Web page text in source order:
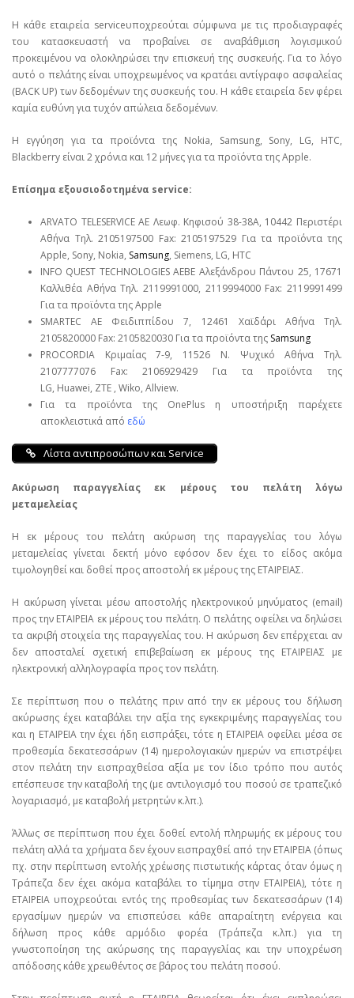
Η κάθε εταιρεία serviceυποχρεούται σύμφωνα με τις προδιαγραφές
του κατασκευαστή να προβαίνει σε αναβάθμιση λογισμικού
προκειμένου να ολοκληρώσει την επισκευή της συσκευής. Για το λόγο
αυτό ο πελάτης είναι υποχρεωμένος να κρατάει αντίγραφο ασφαλείας
(BACK UP) των δεδομένων της συσκευής του. Η κάθε εταιρεία δεν φέρει
καμία ευθύνη για τυχόν απώλεια δεδομένων.
Η εγγύηση για τα προϊόντα της Nokia, Samsung, Sony, LG, HTC,
Blackberry είναι 2 χρόνια και 12 μήνες για τα προϊόντα της Apple.
Επίσημα εξουσιοδοτημένα service:
ARVATO TELESERVICE ΑΕ Λεωφ. Κηφισού 38-38Α, 10442 Περιστέρι
Αθήνα Τηλ. 2105197500 Fax: 2105197529 Για τα προϊόντα της
Apple, Sony, Nokia, Samsung, Siemens, LG, HTC
INFO QUEST TECHNOLOGIES ΑΕΒΕ Αλεξάνδρου Πάντου 25, 17671
Καλλιθέα Αθήνα Τηλ. 2119991000, 2119994000 Fax: 2119991499
Για τα προϊόντα της Apple
SMARTEC ΑΕ Φειδιππίδου 7, 12461 Χαϊδάρι Αθήνα Τηλ.
2105820000 Fax: 2105820030 Για τα προϊόντα της Samsung
PROCORDIA Κριμαίας 7-9, 11526 Ν. Ψυχικό Αθήνα Τηλ.
2107777076 Fax: 2106929429 Για τα προϊόντα της
LG, Huawei, ΖΤΕ , Wiko, Allview.
Για τα προϊόντα της OnePlus η υποστήριξη παρέχετε
αποκλειστικά από εδώ
Λίστα αντιπροσώπων και Service
Ακύρωση παραγγελίας εκ μέρους του πελάτη λόγω
μεταμελείας
Η εκ μέρους του πελάτη ακύρωση της παραγγελίας του λόγω
μεταμελείας γίνεται δεκτή μόνο εφόσον δεν έχει το είδος ακόμα
τιμολογηθεί και δοθεί προς αποστολή εκ μέρους της ΕΤΑΙΡΕΙΑΣ.
Η ακύρωση γίνεται μέσω αποστολής ηλεκτρονικού μηνύματος (email)
προς την ΕΤΑΙΡΕΙΑ εκ μέρους του πελάτη. Ο πελάτης οφείλει να δηλώσει
τα ακριβή στοιχεία της παραγγελίας του. Η ακύρωση δεν επέρχεται αν
δεν αποσταλεί σχετική επιβεβαίωση εκ μέρους της ΕΤΑΙΡΕΙΑΣ με
ηλεκτρονική αλληλογραφία προς τον πελάτη.
Σε περίπτωση που ο πελάτης πριν από την εκ μέρους του δήλωση
ακύρωσης έχει καταβάλει την αξία της εγκεκριμένης παραγγελίας του
και η ΕΤΑΙΡΕΙΑ την έχει ήδη εισπράξει, τότε η ΕΤΑΙΡΕΙΑ οφείλει μέσα σε
προθεσμία δεκατεσσάρων (14) ημερολογιακών ημερών να επιστρέψει
στον πελάτη την εισπραχθείσα αξία με τον ίδιο τρόπο που αυτός
επέσπευσε την καταβολή της (με αντιλογισμό του ποσού σε τραπεζικό
λογαριασμό, με καταβολή μετρητών κ.λπ.).
Άλλως σε περίπτωση που έχει δοθεί εντολή πληρωμής εκ μέρους του
πελάτη αλλά τα χρήματα δεν έχουν εισπραχθεί από την ΕΤΑΙΡΕΙΑ (όπως
πχ. στην περίπτωση εντολής χρέωσης πιστωτικής κάρτας όταν όμως η
Τράπεζα δεν έχει ακόμα καταβάλει το τίμημα στην ΕΤΑΙΡΕΙΑ), τότε η
ΕΤΑΙΡΕΙΑ υποχρεούται εντός της προθεσμίας των δεκατεσσάρων (14)
εργασίμων ημερών να επισπεύσει κάθε απαραίτητη ενέργεια και
δήλωση προς κάθε αρμόδιο φορέα (Τράπεζα κ.λπ.) για τη
γνωστοποίηση της ακύρωσης της παραγγελίας και την υποχρέωση
απόδοσης κάθε χρεωθέντος σε βάρος του πελάτη ποσού.